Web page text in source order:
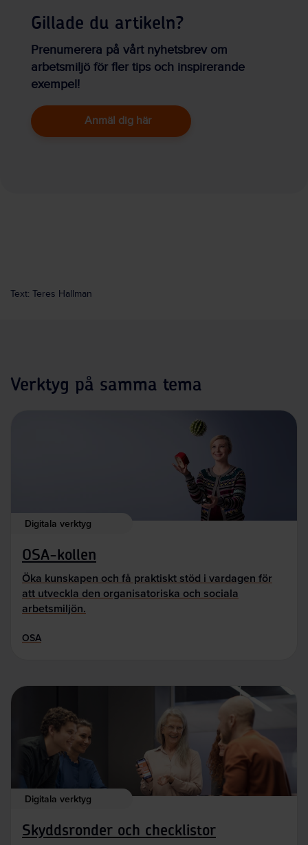
Gillade du artikeln?
Prenumerera på vårt nyhetsbrev om
arbetsmiljö för fler tips och inspirerande
exempel!
Anmäl dig här
Text: Teres Hallman
Verktyg på samma tema
Digitala verktyg
OSA-kollen
Öka kunskapen och få praktiskt stöd i vardagen för
att utveckla den organisatoriska och sociala
arbetsmiljön.
OSA
Digitala verktyg
Skyddsronder och checklistor